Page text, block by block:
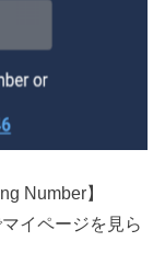
Number】
イページを見ら